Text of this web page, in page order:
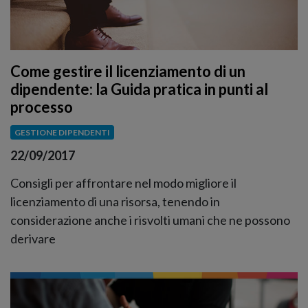
Come gestire il licenziamento di un
dipendente: la Guida pratica in punti al
processo
GESTIONE DIPENDENTI
22/09/2017
Consigli per affrontare nel modo migliore il
licenziamento di una risorsa, tenendo in
considerazione anche i risvolti umani che ne possono
derivare